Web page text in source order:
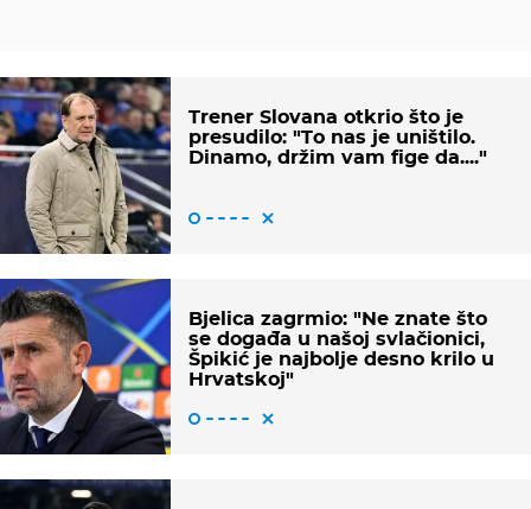
Trener Slovana otkrio što je
presudilo: "To nas je uništilo.
Dinamo, držim vam fige da...."
Bjelica zagrmio: "Ne znate što
se događa u našoj svlačionici,
Špikić je najbolje desno krilo u
Hrvatskoj"